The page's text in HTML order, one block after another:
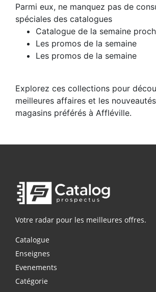
Parmi eux, ne manquez pas de
spéciales des catalogues
Catalogue de la semaine
Les promos de la semaine
Les promos de la semaine
Explorez ces collections pour
meilleures affaires et les
magasins préférés à Affléville.
Votre radar pour les meilleures offres.
Catalogue
Enseignes
Evenements
Catégorie